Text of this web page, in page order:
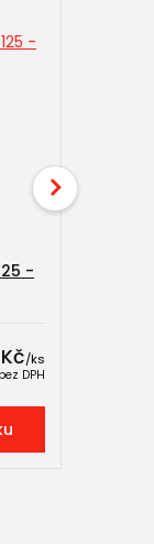
-
/ks
bez DPH